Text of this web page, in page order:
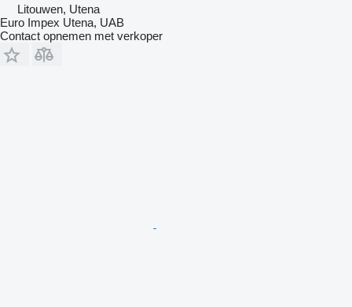
Litouwen, Utena
Euro Impex Utena, UAB
Contact opnemen met verkoper